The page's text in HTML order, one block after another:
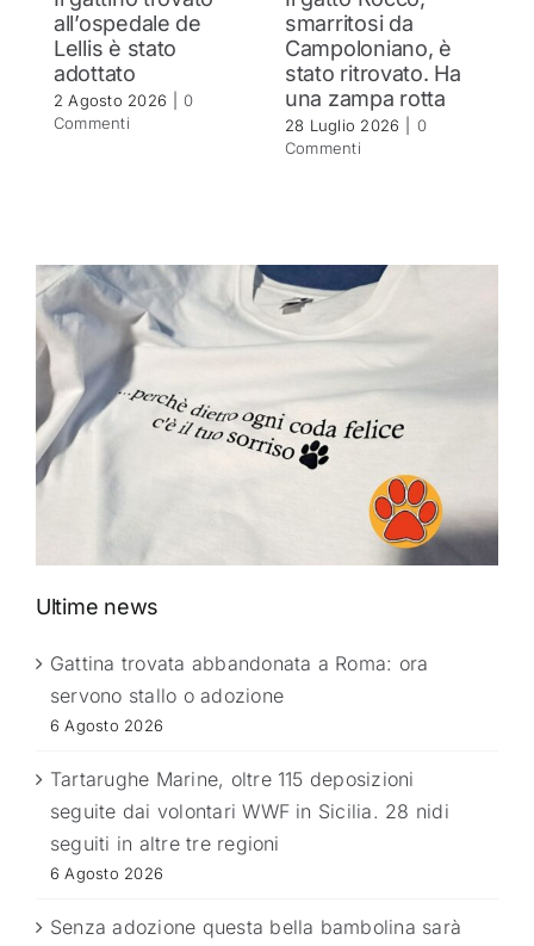
all’ospedale de
Lellis è stato
adottato
2 Agosto 2026
0
Commenti
smarritosi da
Campoloniano, è
stato ritrovato. Ha
una zampa rotta
28 Luglio 2026
0
Commenti
Ultime news
Gattina trovata abbandonata a Roma: ora
servono stallo o adozione
6 Agosto 2026
Tartarughe Marine, oltre 115 deposizioni
seguite dai volontari WWF in Sicilia. 28 nidi
seguiti in altre tre regioni
6 Agosto 2026
Senza adozione questa bella bambolina sarà